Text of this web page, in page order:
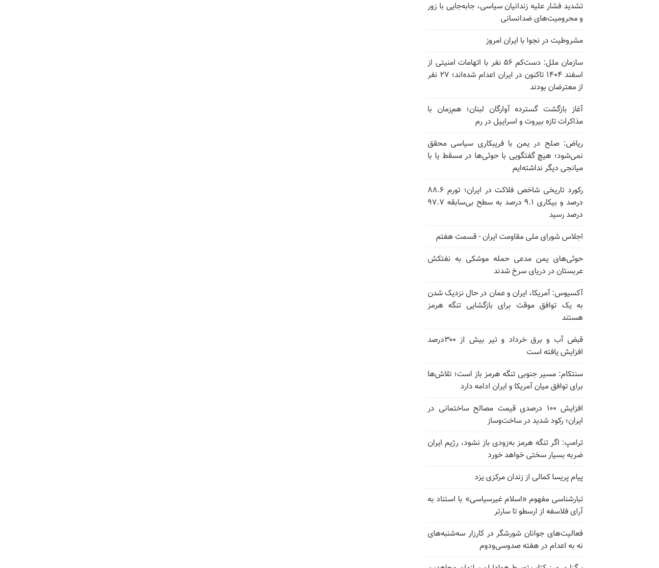
تشدید فشار علیه زندانیان سیاسی، جابه‌جایی با زور
و محرومیت‌های ضدانسانی
مشروطیت در نجوا با ایران امروز
سازمان ملل: دست‌کم ۵۶ نفر با اتهامات امنیتی از
اسفند ۱۴۰۴ تاکنون در ایران اعدام شده‌اند؛ ۲۷ نفر
از معترضان بودند
آغاز بازگشت گسترده آوارگان لبنان؛ هم‌زمان با
مذاکرات تازه بیروت و اسراییل در رم
ریاض: صلح در یمن با فریبکاری سیاسی محقق
نمی‌شود؛ هیچ گفتگویی با حوثی‌ها در مسقط یا با
میانجی دیگر نداشته‌ایم
رکورد تاریخی شاخص فلاکت در ایران؛ تورم ۸۸.۶
درصد و بیکاری ۹.۱ درصد به سطح بی‌سابقه ۹۷.۷
درصد رسید
اجلاس شورای ملی مقاومت ایران - قسمت هفتم
حوثی‌های یمن مدعی حمله موشکی به نفتکش
عربستان در دریای سرخ شدند
آکسیوس: آمریکا، ایران و عمان در حال نزدیک شدن
به یک توافق موقت برای بازگشایی تنگه هرمز
هستند
قبض آب و برق خرداد و تیر بیش از ۳۰۰درصد
افزایش یافته است
سنتکام: مسیر جنوبی تنگه هرمز باز است؛ تلاش‌ها
برای توافق میان آمریکا و ایران ادامه دارد
افزایش ۱۰۰ درصدی قیمت مصالح ساختمانی در
ایران؛ رکود شدید در ساخت‌وساز
ترامپ: اگر تنگه هرمز به‌زودی باز نشود، رژیم ایران
ضربه بسیار سختی خواهد خورد
پیام پریسا کمالی از زندان مرکزی یزد
تبارشناسی مفهوم «اسلام غیرسیاسی» با استناد به
آرای فلاسفه از ارسطو تا سارتر
فعالیت‌های جوانان شورشگر در کارزار سه‌شنبه‌های
نه به اعدام در هفته صدوسی‌و‌دوم